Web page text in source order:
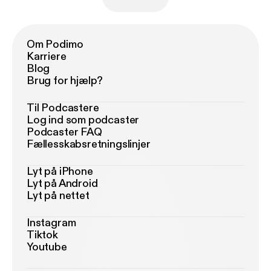
Om Podimo
Karriere
Blog
Brug for hjælp?
Til Podcastere
Log ind som podcaster
Podcaster FAQ
Fællesskabsretningslinjer
Lyt på iPhone
Lyt på Android
Lyt på nettet
Instagram
Tiktok
Youtube